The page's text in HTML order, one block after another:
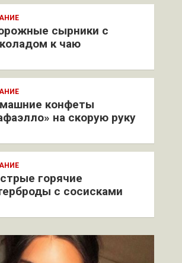
сырники с
к чаю
конфеты
на скорую руку
горячие
с сосисками